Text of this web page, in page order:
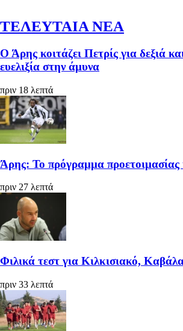
ΤΕΛΕΥΤΑΙΑ ΝΕΑ
Ο Άρης κοιτάζει Πετρίς για δεξιά
ευελιξία στην άμυνα
πριν 18 λεπτά
Άρης: Το πρόγραμμα προετοιμασίας
πριν 27 λεπτά
Φιλικά τεστ για Κιλκισιακό,
πριν 33 λεπτά